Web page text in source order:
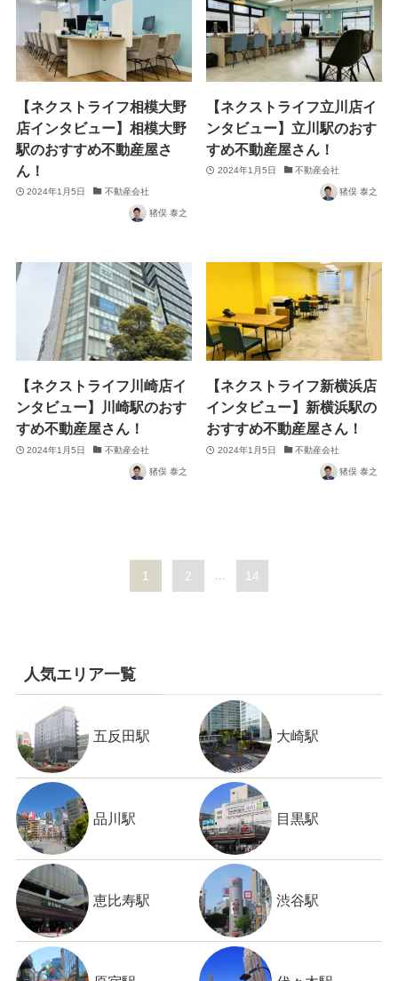
【ネクストライフ相模大野
店インタビュー】相模大野
駅のおすすめ不動産屋さ
ん！
2024年1月5日 不動産会社
猪俣 泰之
【ネクストライフ立川店イ
ンタビュー】立川駅のおす
すめ不動産屋さん！
2024年1月5日 不動産会社
猪俣 泰之
【ネクストライフ川崎店イ
ンタビュー】川崎駅のおす
すめ不動産屋さん！
2024年1月5日 不動産会社
猪俣 泰之
【ネクストライフ新横浜店
インタビュー】新横浜駅の
おすすめ不動産屋さん！
2024年1月5日 不動産会社
猪俣 泰之
1 2 14
人気エリア一覧
五反田駅 大崎駅
品川駅 目黒駅
恵比寿駅 渋谷駅